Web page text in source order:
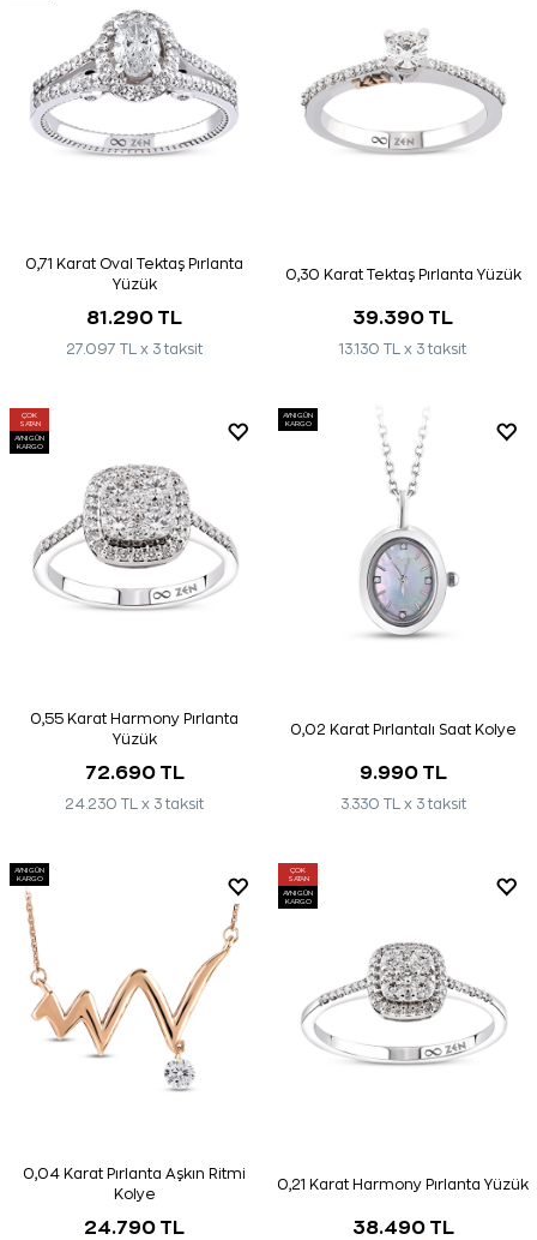
0,71 Karat Oval Tektaş Pırlanta
Yüzük
81.290 TL
27.097 TL x 3 taksit
0,30 Karat Tektaş Pırlanta Yüzük
39.390 TL
13.130 TL x 3 taksit
ÇOK
SATAN
AYNI GÜN
KARGO
0,55 Karat Harmony Pırlanta
Yüzük
72.690 TL
24.230 TL x 3 taksit
AYNI GÜN
KARGO
0,02 Karat Pırlantalı Saat Kolye
9.990 TL
3.330 TL x 3 taksit
AYNI GÜN
KARGO
0,04 Karat Pırlanta Aşkın Ritmi
Kolye
24.790 TL
ÇOK
SATAN
AYNI GÜN
KARGO
0,21 Karat Harmony Pırlanta Yüzük
38.490 TL